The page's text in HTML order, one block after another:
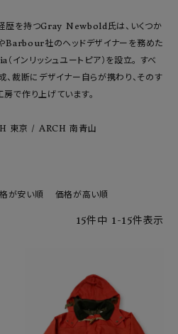
歴を持つGray Newbold氏は、いくつか
Barbour社のヘッドデザイナーを務めた
ンリッシュユートピア）を設立。 すべ
、裁断にデザイナー自らが携わり、そのす
で作り上げています。
東京 / ARCH 南青山
が安い順 価格が高い順
15件中 1-15件表示